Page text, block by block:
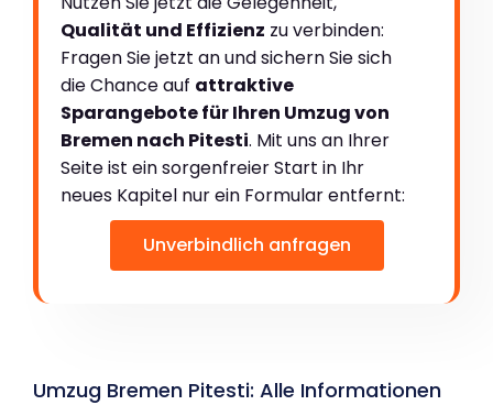
Qualität und Effizienz zu verbinden:
Fragen Sie jetzt an und sichern Sie sich
die Chance auf attraktive
Sparangebote für Ihren Umzug von
Bremen nach Pitesti. Mit uns an Ihrer
Seite ist ein sorgenfreier Start in Ihr
neues Kapitel nur ein Formular entfernt:
Unverbindlich anfragen
Umzug Bremen Pitesti: Alle Informationen